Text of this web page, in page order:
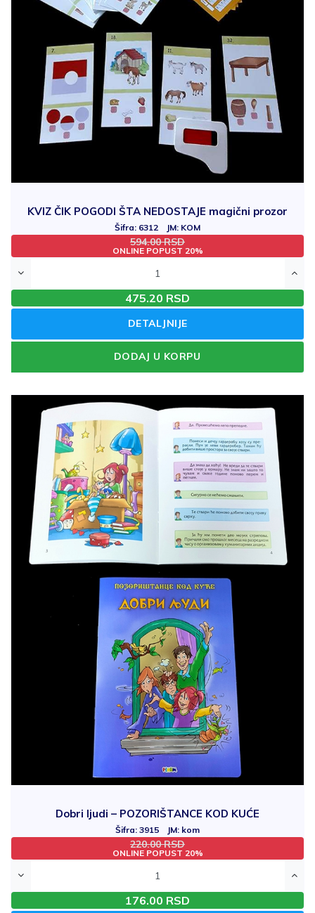
KVIZ ČIK POGODI ŠTA NEDOSTAJE magični prozor
Šifra: 6312 JM: KOM
594.00 RSD
ONLINE POPUST 20%
475.20 RSD
DETALJNIJE
DODAJ U KORPU
Dobri ljudi – POZORIŠTANCE KOD KUĆE
Šifra: 3915 JM: kom
220.00 RSD
ONLINE POPUST 20%
176.00 RSD